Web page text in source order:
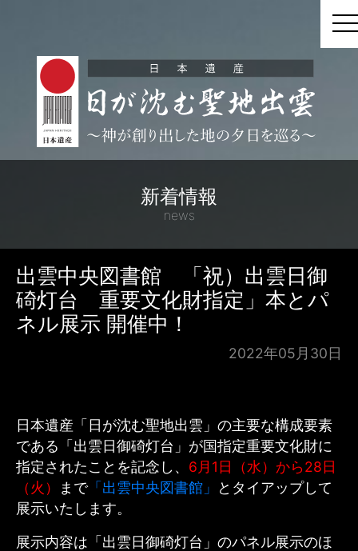
新着情報
news
出雲中央図書館 「祝）出雲日御
碕灯台 重要文化財指定」本とパ
ネル展示 開催中！
2022年05月30日
日本遺産「日が沈む聖地出雲」の主要な構成要素
である「出雲日御碕灯台」が国指定重要文化財に
指定されたことを記念し、 6月1日（水）から28日
（火）
まで「出雲中央図書館」
とタイアップして
展示いたします。
展示内容は「出雲日御碕灯台」のパネル展示のほ